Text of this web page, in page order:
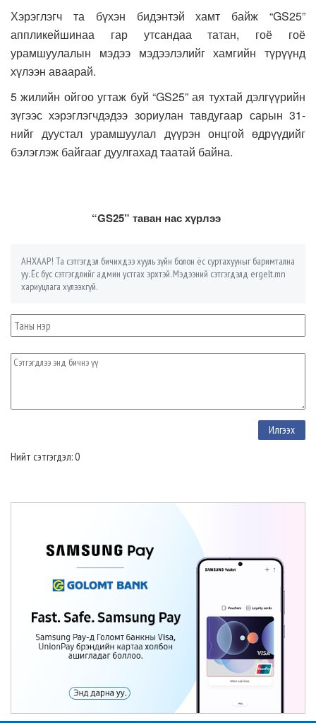
Хэрэглэгч та бүхэн бидэнтэй хамт байж “GS25”
аппликейшинаа гар утсандаа татан, гоё гоё
урамшуулалын мэдээ мэдээлэлийг хамгийн түрүүнд
хүлээн аваарай.
5 жилийн ойгоо угтаж буй “GS25” ая тухтай дэлгүүрийн
зүгээс хэрэглэгчдэдээ зориулан тавдугаар сарын 31-
нийг дуустал урамшуулал дүүрэн онцгой өдрүүдийг
бэлэглэж байгааг дуулгахад таатай байна.
“GS25” таван нас хүрлээ
АНХААР! Та сэтгэгдэл бичихдээ хууль зүйн болон ёс суртахууныг баримтална
уу. Ёс бус сэтгэгдлийг админ устгах эрхтэй. Мэдээний сэтгэгдэлд ergelt.mn
хариуцлага хүлээхгүй.
Нийт сэтгэгдэл: 0